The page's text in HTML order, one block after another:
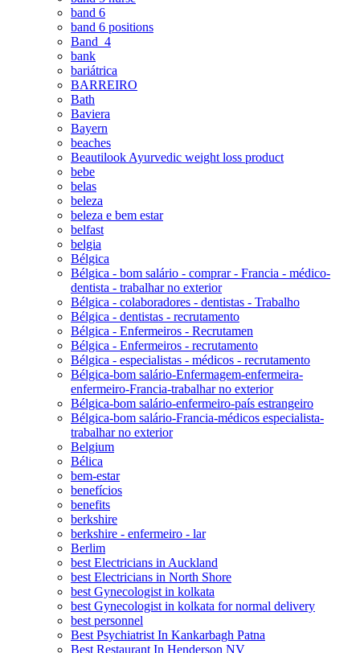
band 6
band 6 positions
Band_4
bank
bariátrica
BARREIRO
Bath
Baviera
Bayern
beaches
Beautilook Ayurvedic weight loss product
bebe
belas
beleza
beleza e bem estar
belfast
belgia
Bélgica
Bélgica - bom salário - comprar - Francia - médico-
dentista - trabalhar no exterior
Bélgica - colaboradores - dentistas - Trabalho
Bélgica - dentistas - recrutamento
Bélgica - Enfermeiros - Recrutamen
Bélgica - Enfermeiros - recrutamento
Bélgica - especialistas - médicos - recrutamento
Bélgica-bom salário-Enfermagem-enfermeira-
enfermeiro-Francia-trabalhar no exterior
Bélgica-bom salário-enfermeiro-país estrangeiro
Bélgica-bom salário-Francia-médicos especialista-
trabalhar no exterior
Belgium
Bélica
bem-estar
benefícios
benefits
berkshire
berkshire - enfermeiro - lar
Berlim
best Electricians in Auckland
best Electricians in North Shore
best Gynecologist in kolkata
best Gynecologist in kolkata for normal delivery
best personnel
Best Psychiatrist In Kankarbagh Patna
Best Restaurant In Henderson NV